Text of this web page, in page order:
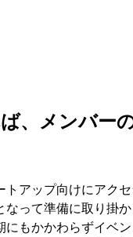
、メンバー
アップ向けにアク
って準備に取り掛か
もかかわらずイベ